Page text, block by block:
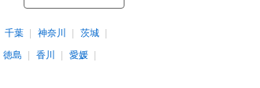
千葉 神奈川
茨城
徳島 香川
愛媛